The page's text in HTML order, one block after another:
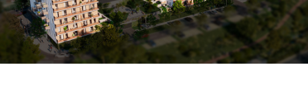
LOKALITA
CENÍK
Byty